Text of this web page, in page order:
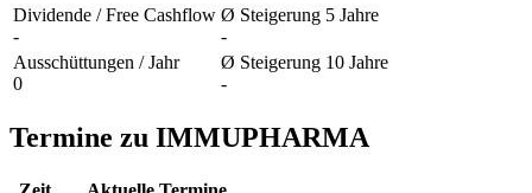
Dividende / Free Cashflow
-
Ø Steigerung 5 Jahre
-
Ausschüttungen / Jahr
0
Ø Steigerung 10 Jahre
-
Termine zu IMMUPHARMA